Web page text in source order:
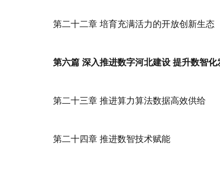
第二十二章 培育充满活力的开放创新生态
第六篇 深入推进数字河北建设 提升数智化
第二十三章 推进算力算法数据高效供给
第二十四章 推进数智技术赋能